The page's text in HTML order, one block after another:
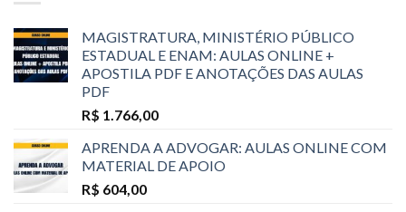
MAGISTRATURA, MINISTÉRIO PÚBLICO
ESTADUAL E ENAM: AULAS ONLINE +
APOSTILA PDF E ANOTAÇÕES DAS AULAS
PDF
R$ 1.766,00
APRENDA A ADVOGAR: AULAS ONLINE COM
MATERIAL DE APOIO
R$ 604,00